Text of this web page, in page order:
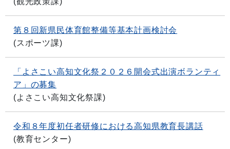
第８回新県民体育館整備等基本計画検討会
(スポーツ課)
「よさこい高知文化祭２０２６開会式出演ボランティ
ア」の募集
(よさこい高知文化祭課)
令和８年度初任者研修における高知県教育長講話
(教育センター)